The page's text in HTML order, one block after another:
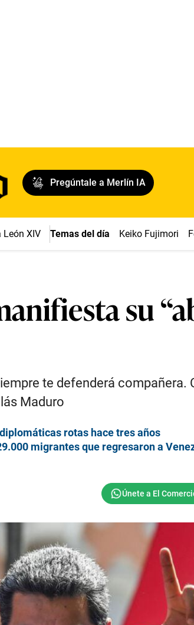
Pregúntale a Merlín IA
León XIV Temas del día Keiko Fujimori
su
te defenderá
Maduro
rotas hace tres años
migrantes que regresaron a